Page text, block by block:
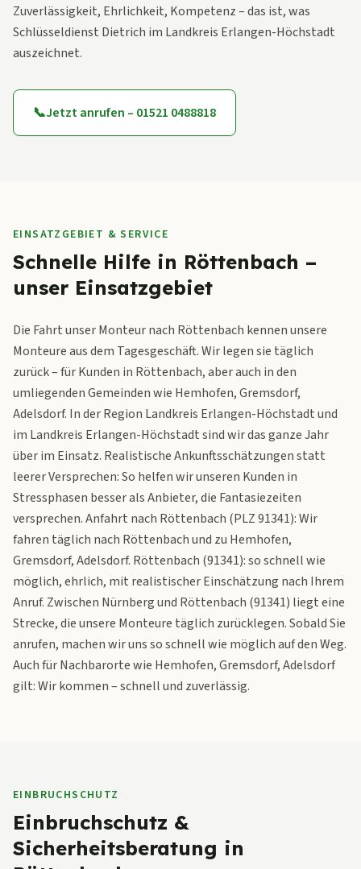
Zuverlässigkeit, Ehrlichkeit, Kompetenz – das ist, was
Schlüsseldienst Dietrich im Landkreis Erlangen-Höchstadt
auszeichnet.
📞Jetzt anrufen – 01521 0488818
EINSATZGEBIET & SERVICE
Schnelle Hilfe in Röttenbach –
unser Einsatzgebiet
Die Fahrt unser Monteur nach Röttenbach kennen unsere
Monteure aus dem Tagesgeschäft. Wir legen sie täglich
zurück – für Kunden in Röttenbach, aber auch in den
umliegenden Gemeinden wie Hemhofen, Gremsdorf,
Adelsdorf. In der Region Landkreis Erlangen-Höchstadt und
im Landkreis Erlangen-Höchstadt sind wir das ganze Jahr
über im Einsatz. Realistische Ankunftsschätzungen statt
leerer Versprechen: So helfen wir unseren Kunden in
Stressphasen besser als Anbieter, die Fantasiezeiten
versprechen. Anfahrt nach Röttenbach (PLZ 91341): Wir
fahren täglich nach Röttenbach und zu Hemhofen,
Gremsdorf, Adelsdorf. Röttenbach (91341): so schnell wie
möglich, ehrlich, mit realistischer Einschätzung nach Ihrem
Anruf. Zwischen Nürnberg und Röttenbach (91341) liegt eine
Strecke, die unsere Monteure täglich zurücklegen. Sobald Sie
anrufen, machen wir uns so schnell wie möglich auf den Weg.
Auch für Nachbarorte wie Hemhofen, Gremsdorf, Adelsdorf
gilt: Wir kommen – schnell und zuverlässig.
EINBRUCHSCHUTZ
Einbruchschutz &
Sicherheitsberatung in